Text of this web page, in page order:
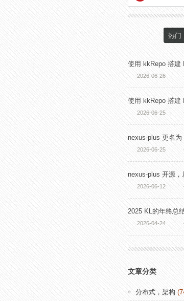
starter
热门
使用 kkRepo 搭建
2026-06-26 ·
使用 kkRepo 搭建
2026-06-25 ·
nexus-plus 更名
2026-06-25 ·
nexus-plus 开源
2026-06-12 ·
2025 KL的年终总
2026-04-24 ·
文章分类
分布式，架构